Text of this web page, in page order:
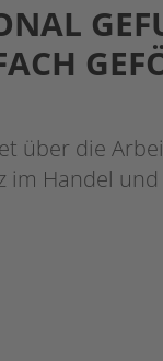
über die
Handel und